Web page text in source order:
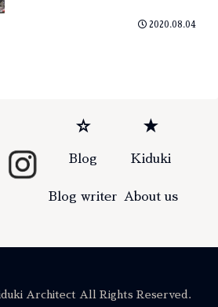
2020.08.04
☆
Blog
Blog writer
★
Kiduki
About us
Architect All Rights Reserved.